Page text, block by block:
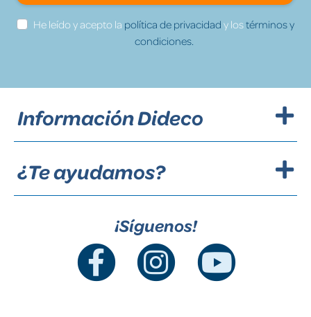
He leído y acepto la política de privacidad y lostérminos y
condiciones.
Información Dideco
¿Te ayudamos?
¡Síguenos!